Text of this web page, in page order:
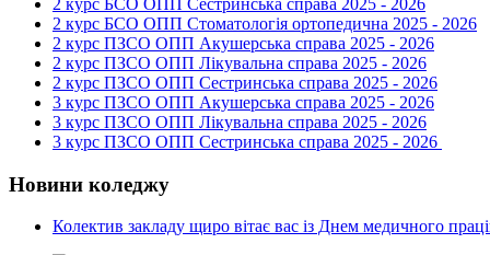
2 курс БСО ОПП Стоматологія ортопедична 2025 - 2026
2 курс ПЗСО ОПП Акушерська справа 2025 - 2026
2 курс ПЗСО ОПП Лікувальна справа 2025 - 2026
2 курс ПЗСО ОПП Сестринська справа 2025 - 2026
3 курс ПЗСО ОПП Акушерська справа 2025 - 2026
3 курс ПЗСО ОПП Лікувальна справа 2025 - 2026
3 курс ПЗСО ОПП Сестринська справа 2025 - 2026
Новини коледжу
Колектив закладу щиро вітає вас із Днем медичного